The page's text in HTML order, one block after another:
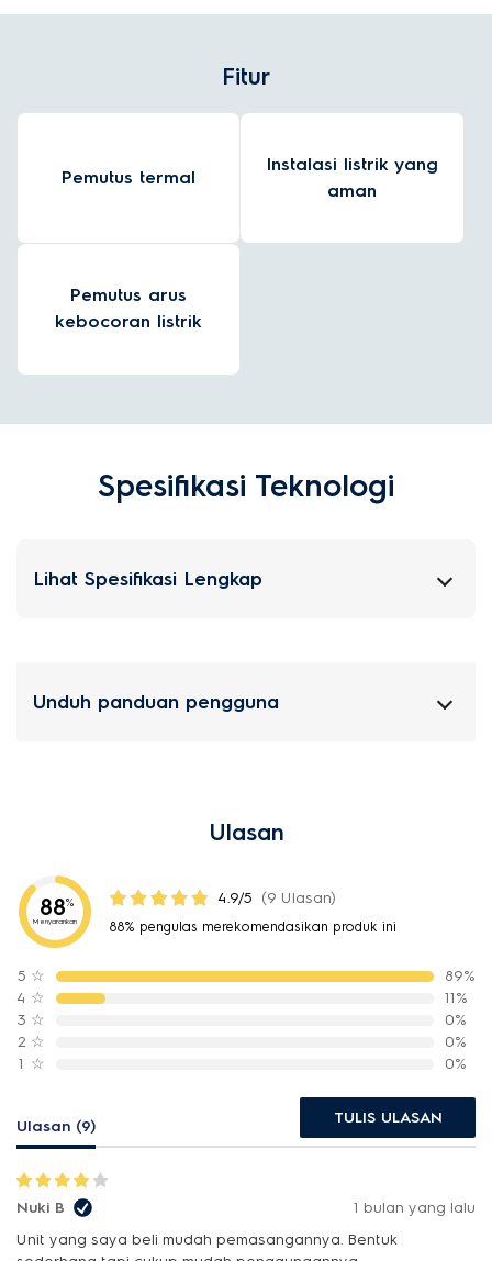
Fitur
Pemutus termal
Instalasi listrik yang
aman
Pemutus arus
kebocoran listrik
Spesifikasi Teknologi
Lihat Spesifikasi Lengkap
Unduh panduan pengguna
Ulasan
88%
Menyarankan
4.9/5 (9 Ulasan)
88% pengulas merekomendasikan produk ini
5 ☆
89%
4 ☆
11%
3 ☆
0%
2 ☆
0%
1 ☆ 0%
Ulasan (9) TULIS ULASAN
Nuki B
1 bulan yang lalu
Unit yang saya beli mudah pemasangannya. Bentuk